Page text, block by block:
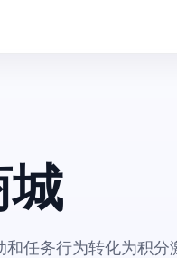
城
和任务行为转化为积